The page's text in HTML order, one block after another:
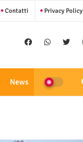
Contatti Privacy Policy
News